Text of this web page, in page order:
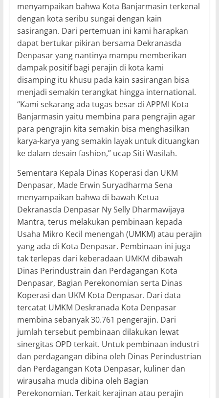
menyampaikan bahwa Kota Banjarmasin terkenal
dengan kota seribu sungai dengan kain
sasirangan. Dari pertemuan ini kami harapkan
dapat bertukar pikiran bersama Dekranasda
Denpasar yang nantinya mampu memberikan
dampak positif bagi perajin di kota kami
disamping itu khusu pada kain sasirangan bisa
menjadi semakin terangkat hingga international.
“Kami sekarang ada tugas besar di APPMI Kota
Banjarmasin yaitu membina para pengrajin agar
para pengrajin kita semakin bisa menghasilkan
karya-karya yang semakin layak untuk dituangkan
ke dalam desain fashion,” ucap Siti Wasilah.
Sementara Kepala Dinas Koperasi dan UKM
Denpasar, Made Erwin Suryadharma Sena
menyampaikan bahwa di bawah Ketua
Dekranasda Denpasar Ny Selly Dharmawijaya
Mantra, terus melakukan pembinaan kepada
Usaha Mikro Kecil menengah (UMKM) atau perajin
yang ada di Kota Denpasar. Pembinaan ini juga
tak terlepas dari keberadaan UMKM dibawah
Dinas Perindustrain dan Perdagangan Kota
Denpasar, Bagian Perekonomian serta Dinas
Koperasi dan UKM Kota Denpasar. Dari data
tercatat UMKM Deskranada Kota Denpasar
membina sebanyak 30.761 pengerajin. Dari
jumlah tersebut pembinaan dilakukan lewat
sinergitas OPD terkait. Untuk pembinaan industri
dan perdagangan dibina oleh Dinas Perindustrian
dan Perdagangan Kota Denpasar, kuliner dan
wirausaha muda dibina oleh Bagian
Perekonomian. Terkait kerajinan atau perajin